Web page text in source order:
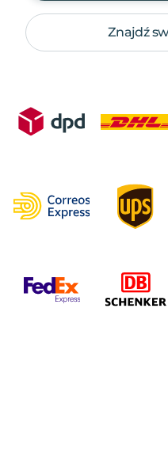
Znajdź